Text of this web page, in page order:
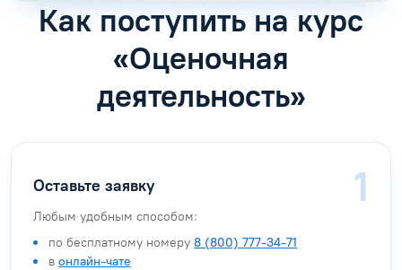
Как поступить на курс
«Оценочная
деятельность»
Оставьте заявку
Любым удобным способом:
по бесплатному номеру 8 (800) 777-34-71
в онлайн-чате